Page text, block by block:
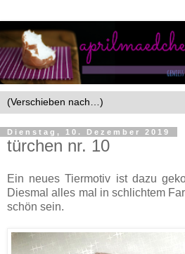
Dienstag, 10. Dezember 2019
türchen nr. 10
Ein neues Tiermotiv ist dazu
Diesmal alles mal in schlichtem
schön sein.